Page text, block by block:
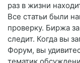
раз в жизни
Все статьи были
проверку. Биржа
следит. Когда вы
Форум, вы